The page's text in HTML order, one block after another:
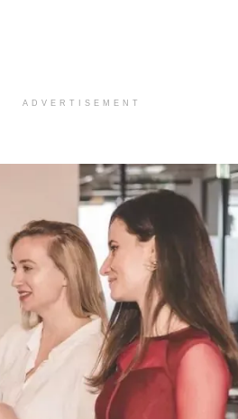
ADVERTISEMENT